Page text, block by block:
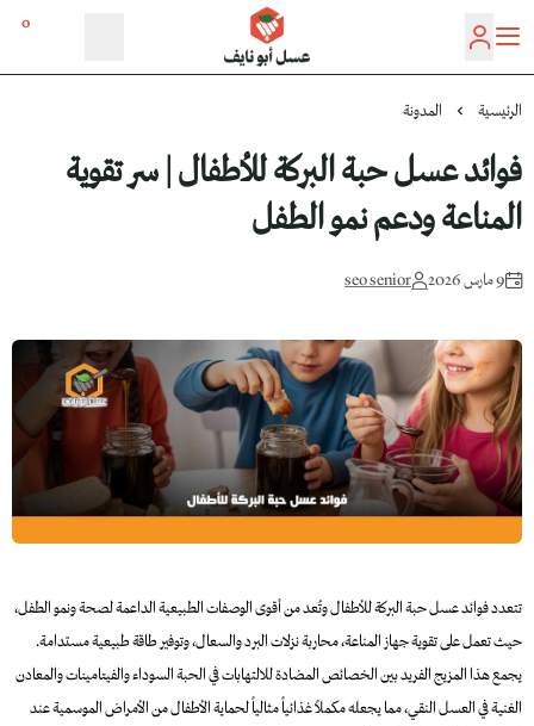
عسل أبو نايف
0
الرئيسية المدونة
فوائد عسل حبة البركة للأطفال | سر تقوية
المناعة ودعم نمو الطفل
9 مارس 2026 seo senior
تتعدد فوائد عسل حبة البركة للأطفال وتُعد من أقوى الوصفات الطبيعية الداعمة لصحة ونمو الطفل،
حيث تعمل على تقوية جهاز المناعة، محاربة نزلات البرد والسعال، وتوفير طاقة طبيعية مستدامة.
يجمع هذا المزيج الفريد بين الخصائص المضادة للالتهابات في الحبة السوداء والفيتامينات والمعادن
الغنية في العسل النقي، مما يجعله مكملاً غذائياً مثالياً لحماية الأطفال من الأمراض الموسمية عند